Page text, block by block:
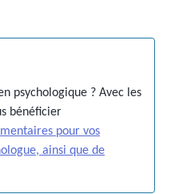
psychologique ? Avec les
bénéficier
pour vos
ainsi que de